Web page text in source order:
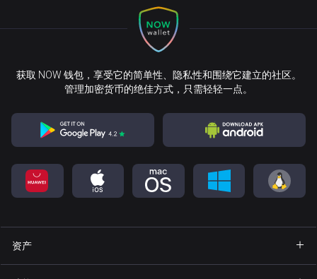
获取 NOW 钱包，享受它的简单性、隐私性和围绕它建立的社区。
管理加密货币的绝佳方式，只需轻轻一点。
资产